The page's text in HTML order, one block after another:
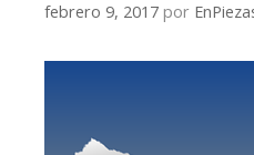
febrero 9, 2017 por